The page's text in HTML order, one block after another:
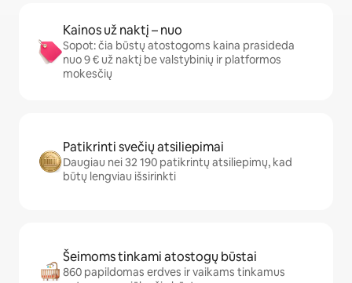
Kainos už naktį – nuo
Sopot: čia būstų atostogoms kaina prasideda
nuo 9 € už naktį be valstybinių ir platformos
mokesčių
Patikrinti svečių atsiliepimai
Daugiau nei 32 190 patikrintų atsiliepimų, kad
būtų lengviau išsirinkti
Šeimoms tinkami atostogų būstai
860 papildomas erdves ir vaikams tinkamus